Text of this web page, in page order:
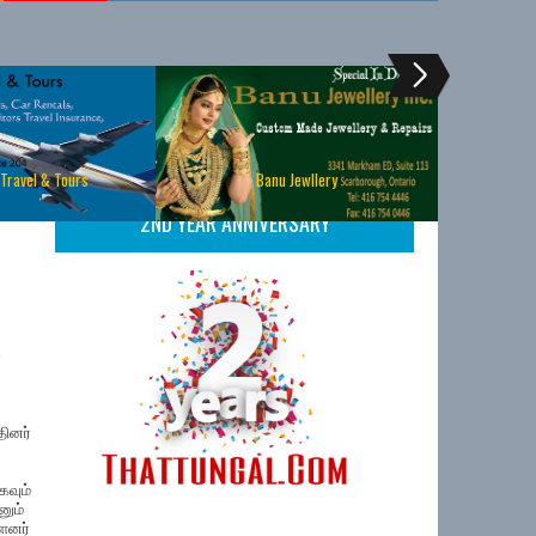
& Tours Banu Jewllery
2ND YEAR ANNIVERSARY